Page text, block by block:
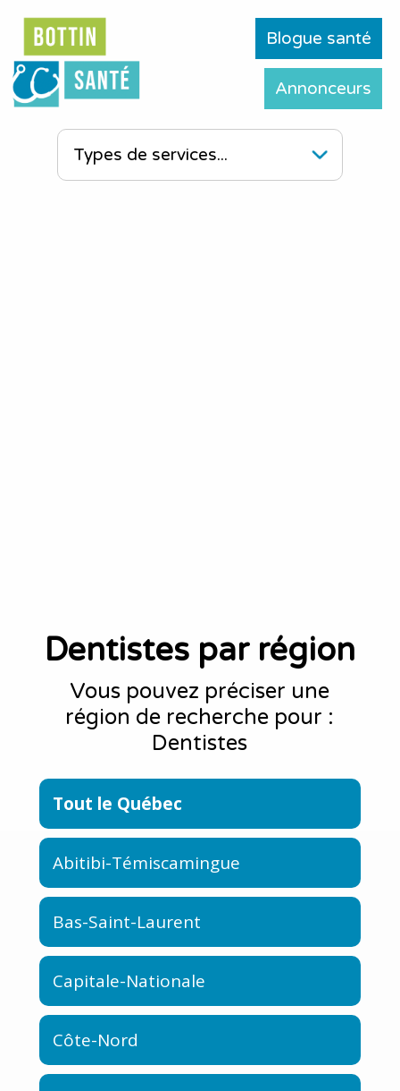
Blogue santé
Annonceurs
Dentistes par région
Vous pouvez préciser une
région de recherche pour :
Dentistes
Tout le Québec
Abitibi-Témiscamingue
Bas-Saint-Laurent
Capitale-Nationale
Côte-Nord